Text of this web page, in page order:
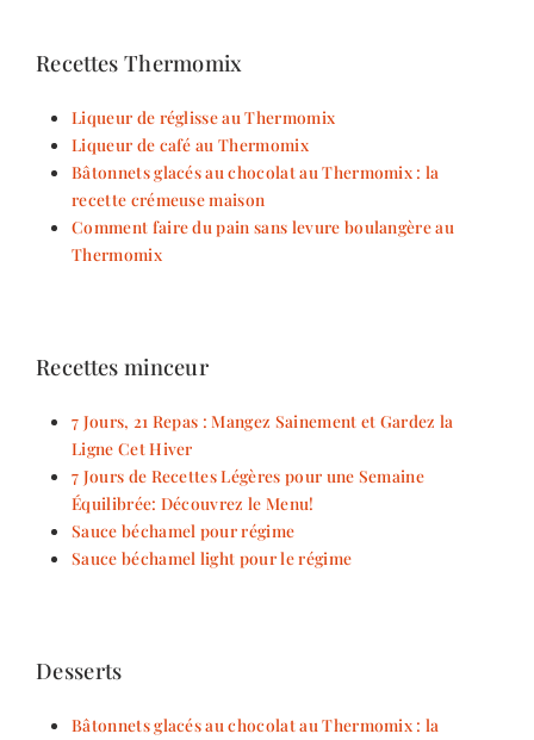
Recettes Thermomix
Liqueur de réglisse au Thermomix
Liqueur de café au Thermomix
Bâtonnets glacés au chocolat au Thermomix : la
recette crémeuse maison
Comment faire du pain sans levure boulangère au
Thermomix
Recettes minceur
7 Jours, 21 Repas : Mangez Sainement et Gardez la
Ligne Cet Hiver
7 Jours de Recettes Légères pour une Semaine
Équilibrée: Découvrez le Menu!
Sauce béchamel pour régime
Sauce béchamel light pour le régime
Desserts
Bâtonnets glacés au chocolat au Thermomix : la